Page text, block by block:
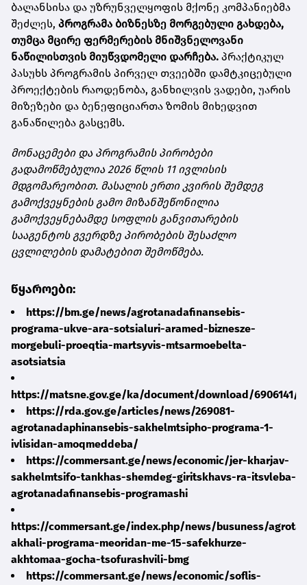
ბალანსისა და უზრუნველყოფის მქონე კომპანიებმა
შეძლეს, პროგრამა ბიზნესზე მორგებული გახდება,
თუმცა მცირე ფერმერების მნიშვნელოვანი
ნაწილისთვის მიუწვდომელი დარჩება. პრაქტიკულ
პასუხს პროგრამის პირველ თვეებში დამტკიცებული
პროექტების რაოდენობა, განხილვის ვადები, უარის
მიზეზები და ბენეფიციართა ზომის მიხედვით
განაწილება გასცემს.
მონაცემები და პროგრამის პირობები
გადამოწმებულია 2026 წლის 11 ივლისის
მდგომარეობით. მასალის ერთი კვირის შემდეგ
გამოქვეყნების გამო მიზანშეწონილია
გამოქვეყნებამდე სოფლის განვითარების
სააგენტოს გვერდზე პირობების შესაძლო
ცვლილების დამატებით შემოწმება.
წყაროები:
https://bm.ge/news/agrotanadafinansebis-
programa-ukve-ara-sotsialuri-aramed-biznesze-
morgebuli-proeqtia-martsyvis-mtsarmoebelta-
asotsiatsia
https://matsne.gov.ge/ka/document/download/6906141/
https://rda.gov.ge/articles/news/269081-
agrotanadaphinansebis-sakhelmtsipho-programa-1-
ivlisidan-amoqmeddeba/
https://commersant.ge/news/economic/jer-kharjav-
sakhelmtsifo-tankhas-shemdeg-giritskhavs-ra-itsvleba-
agrotanadafinansebis-programashi
https://commersant.ge/index.php/news/busuness/
akhali-programa-meoridan-me-15-safekhurze-
akhtomaa-gocha-tsofurashvili-bmg
https://commersant.ge/news/economic/soflis-